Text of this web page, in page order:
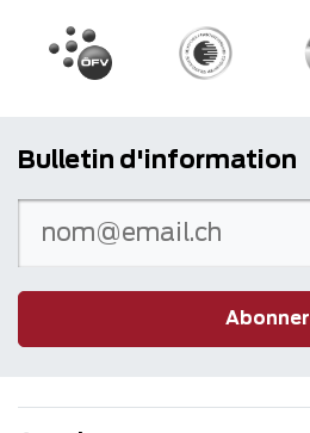
Bulletin d'information
Abonner